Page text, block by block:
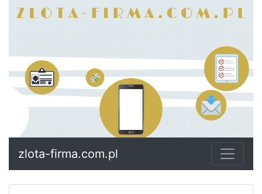
zlota-firma.com.pl